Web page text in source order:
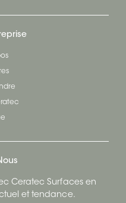
Ceratec Surfaces en
et tendance.